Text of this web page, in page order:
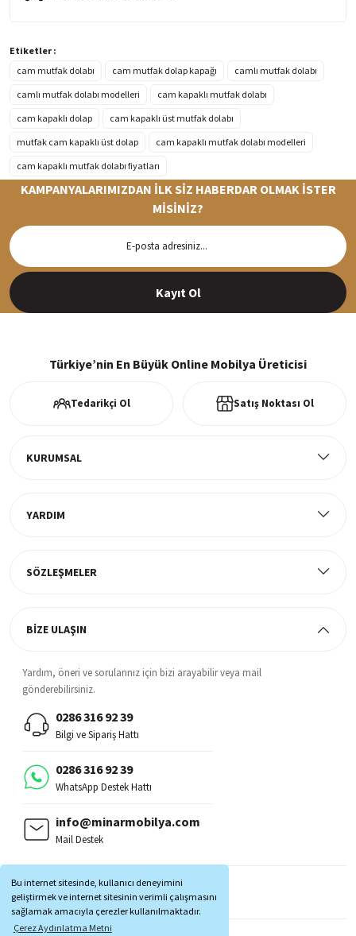
Bu internet sitesinde, kullanıcı deneyimini
geliştirmek ve internet sitesinin verimli çalışmasını
sağlamak amacıyla çerezler kullanılmaktadır.
Çerez Aydınlatma Metni
Etiketler :
cam mutfak dolabı
cam mutfak dolap kapağı
camlı mutfak dolabı
camlı mutfak dolabı modelleri
cam kapaklı mutfak dolabı
cam kapaklı dolap
cam kapaklı üst mutfak dolabı
mutfak cam kapaklı üst dolap
cam kapaklı mutfak dolabı modelleri
cam kapaklı mutfak dolabı fiyatları
Siparişleriniz en kısa sürede hazırlanarak kargoya verilir
KAMPANYALARIMIZDAN İLK SİZ HABERDAR OLMAK İSTER
MİSİNİZ?
Kayıt Ol
Türkiye’nin En Büyük Online Mobilya Üreticisi
Tedarikçi Ol Satış Noktası Ol
KURUMSAL
YARDIM
SÖZLEŞMELER
BİZE ULAŞIN
Yardım, öneri ve sorularınız için bizi arayabilir veya mail
gönderebilirsiniz.
0286 316 92 39
Bilgi ve Sipariş Hattı
0286 316 92 39
WhatsApp Destek Hattı
info@minarmobilya.com
Mail Destek
MOBİL UYGULAMALAR: